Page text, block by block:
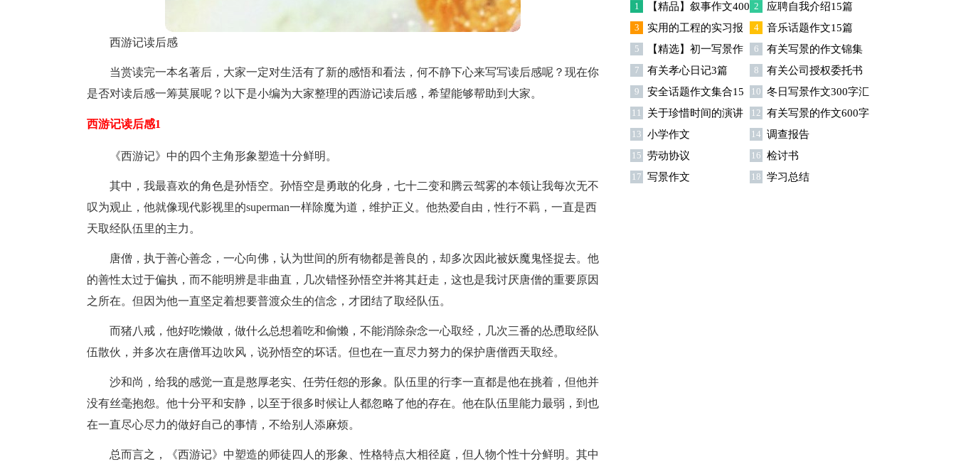
西游记读后感
当赏读完一本名著后，大家一定对生活有了新的感悟和看法，何不静下心来写写读后感呢？现在你
是否对读后感一筹莫展呢？以下是小编为大家整理的西游记读后感，希望能够帮助到大家。
西游记读后感1
《西游记》中的四个主角形象塑造十分鲜明。
其中，我最喜欢的角色是孙悟空。孙悟空是勇敢的化身，七十二变和腾云驾雾的本领让我每次无不
叹为观止，他就像现代影视里的superman一样除魔为道，维护正义。他热爱自由，性行不羁，一直是西
天取经队伍里的主力。
唐僧，执于善心善念，一心向佛，认为世间的所有物都是善良的，却多次因此被妖魔鬼怪捉去。他
的善性太过于偏执，而不能明辨是非曲直，几次错怪孙悟空并将其赶走，这也是我讨厌唐僧的重要原因
之所在。但因为他一直坚定着想要普渡众生的信念，才团结了取经队伍。
而猪八戒，他好吃懒做，做什么总想着吃和偷懒，不能消除杂念一心取经，几次三番的怂恿取经队
伍散伙，并多次在唐僧耳边吹风，说孙悟空的坏话。但也在一直尽力努力的保护唐僧西天取经。
沙和尚，给我的感觉一直是憨厚老实、任劳任怨的形象。队伍里的行李一直都是他在挑着，但他并
没有丝毫抱怨。他十分平和安静，以至于很多时候让人都忽略了他的存在。他在队伍里能力最弱，到也
在一直尽心尽力的做好自己的事情，不给别人添麻烦。
总而言之，《西游记》中塑造的师徒四人的形象、性格特点大相径庭，但人物个性十分鲜明。其中
1
【精品】叙事作文400
字锦集十篇
2 应聘自我介绍15篇
3
实用的工程的实习报
告范文汇总五篇
4 音乐话题作文15篇
5
【精选】初一写景作
文汇编9篇
6
有关写景的作文锦集
10篇
7 有关孝心日记3篇 8
有关公司授权委托书
模板集合六篇
9
安全话题作文集合15
篇
10 冬日写景作文300字汇
编五篇
11
关于珍惜时间的演讲
稿汇编15篇
12 有关写景的作文600字
九篇
13 小学作文 14 调查报告
15 劳动协议 16 检讨书
17 写景作文 18 学习总结